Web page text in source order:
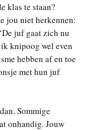
klas te staan?
jou niet herkennen:
juf gaat zich nu
knipoog wel even
hebben af en toe
met hun juf
Sommige
onhandig. Jouw